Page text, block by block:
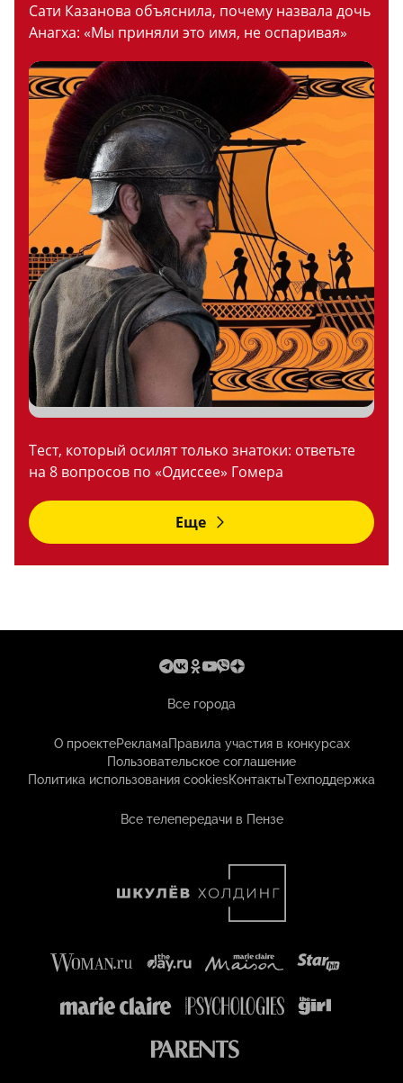
Сати Казанова объяснила, почему назвала дочь
Анагха: «Мы приняли это имя, не оспаривая»
Тест, который осилят только знатоки: ответьте
на 8 вопросов по «Одиссее» Гомера
Еще
Все города
О проектеРекламаПравила участия в конкурсах
Пользовательское соглашение
Политика использования cookiesКонтактыТехподдержка
Все телепередачи в Пензе